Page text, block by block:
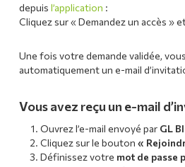
depuisl’application :
Cliquez sur « Demandez un accès »
Une fois votre demande validée,
automatiquement un e-mail
Vous avez reçu un e-mail
Ouvrez l’e-mail envoyé par GL
Cliquez sur le bouton«
Définissez votre mot de passe